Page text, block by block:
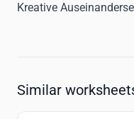
Kreative
Similar